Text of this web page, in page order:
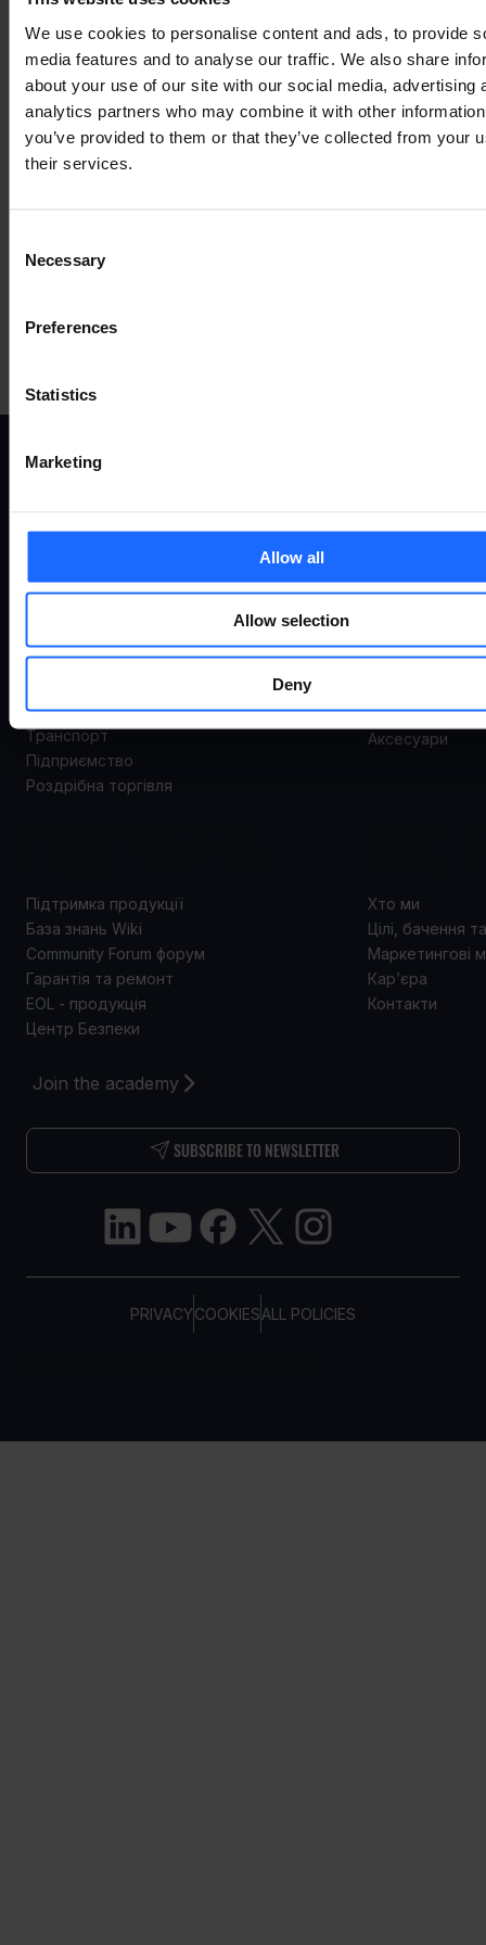
We use cookies to personalise content and ads, to provide
media features and to analyse our traffic. We also share
about your use of our site with our social media, advertising
analytics partners who may combine it with other
you’ve provided to them or that they’ve collected from your
their services.
Selection
Necessary
Preferences
Statistics
Marketing
Allow all
Allow selection
Deny
COMPATIBLE
ACCESSORIES
PRIVACYCOOKIESALL POLICIES
Join the academy
SUBSCRIBE TO NEWSLETTER
ВАРІАНТИ
ВИКОРИСТАННЯ
Промисловістьта автоматизація
Енергоспоживання та комунальні послуги
Smart city
Транспорт
Підприємство
Роздрібна торгівля
керування
Комутатори
Точки доступу
Аксесуари
Підтримка продукції
База знань Wiki
Community Forum форум
Гарантія та ремонт
EOL - продукція
Центр Безпеки
Хто ми
Цілі, бачення
Маркетингові
Кар’єра
Контакти